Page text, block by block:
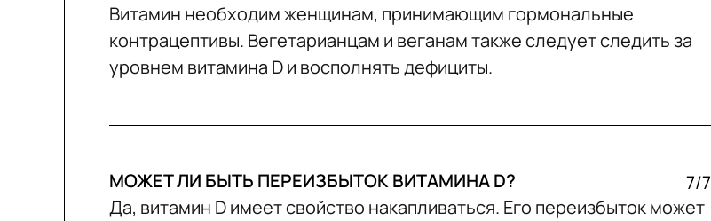
Витамин необходим женщинам, принимающим гормональные
контрацептивы. Вегетарианцам и веганам также следует следить за
уровнем витамина D и восполнять дефициты.
МОЖЕТ ЛИ БЫТЬ ПЕРЕИЗБЫТОК ВИТАМИНА D?
7/7
Да, витамин D имеет свойство накапливаться. Его переизбыток может